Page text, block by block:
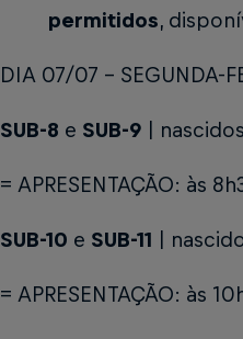
permitidos,
DIA 07/07 - SEGUNDA-
SUB-8 e SUB-9|
= APRESENTAÇÃO: às
SUB-10 e SUB-11 |
= APRESENTAÇÃO: às